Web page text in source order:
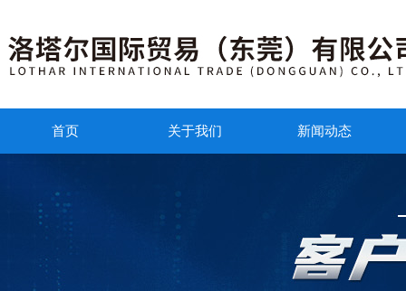
首页 关于我们 新闻动态